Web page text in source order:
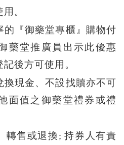
。
的『御藥堂專櫃』購物付
藥堂推廣員出示此優惠
記後方可使用。
換現金、不設找贖亦不可
面值之御藥堂禮券或禮
轉售或退換 ;持券人有責